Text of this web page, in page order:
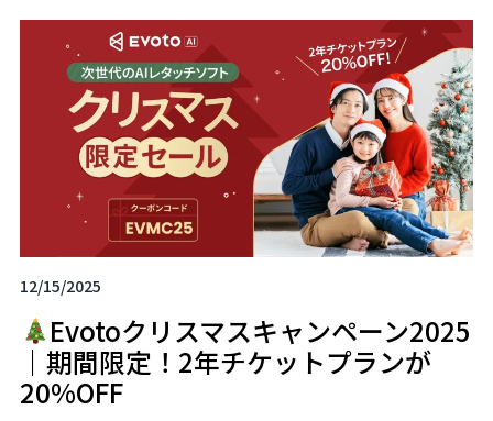
12/15/2025
Evotoクリスマスキャンペーン2025
｜期間限定！2年チケットプランが
20%OFF